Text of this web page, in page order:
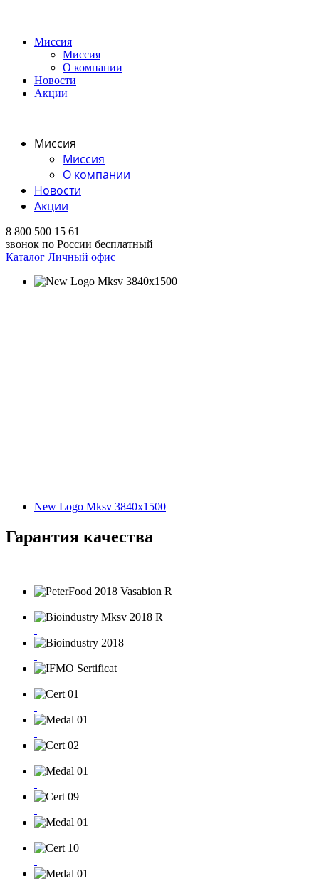
Миссия
Миссия
О компании
Новости
Акции
Миссия
Миссия
О компании
Новости
Акции
8 800 500 15 61
звонок по России бесплатный
Каталог Личный офис
New Logo Mksv 3840x1500
Гарантия качества